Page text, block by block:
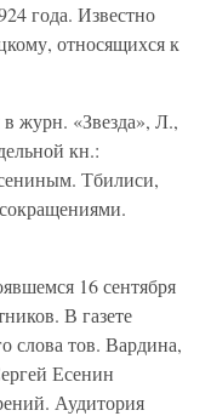
года. Известно
относящихся к
журн. «Звезда», Л.,
кн.:
Тбилиси,
16 сентября
В газете
слова тов. Вардина,
Есенин
Аудитория